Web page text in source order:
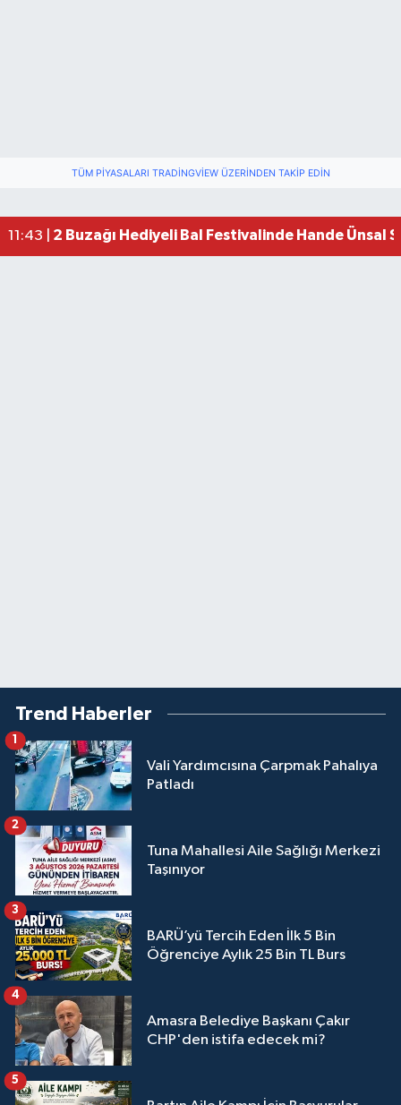
TÜM PIYASALARI TRADINGVIEW ÜZERINDEN TAKIP EDIN
11:43 | 2 Buzağı Hediyeli Bal Festivalinde Hande Ünsal
Trend Haberler
Vali Yardımcısına Çarpmak Pahalıya
Patladı
1
Tuna Mahallesi Aile Sağlığı Merkezi
Taşınıyor
2
BARÜ’yü Tercih Eden İlk 5 Bin
Öğrenciye Aylık 25 Bin TL Burs
3
Amasra Belediye Başkanı Çakır
CHP'den istifa edecek mi?
4
5